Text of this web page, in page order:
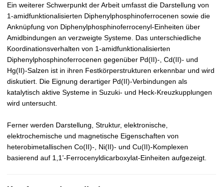
Ein weiterer Schwerpunkt der Arbeit umfasst die Darstellung von
1-amidfunktionalisierten Diphenylphosphinoferrocenen sowie die
Anknüpfung von Diphenylphosphinoferrocenyl-Einheiten über
Amidbindungen an verzweigte Systeme. Das unterschiedliche
Koordinationsverhalten von 1-amidfunktionalisierten
Diphenylphosphinoferrocenen gegenüber Pd(II)-, Cd(II)- und
Hg(II)-Salzen ist in ihren Festkörperstrukturen erkennbar und wird
diskutiert. Die Eignung derartiger Pd(II)-Verbindungen als
katalytisch aktive Systeme in Suzuki- und Heck-Kreuzkupplungen
wird untersucht.
Ferner werden Darstellung, Struktur, elektronische,
elektrochemische und magnetische Eigenschaften von
heterobimetallischen Co(II)-, Ni(II)- und Cu(II)-Komplexen
basierend auf 1,1’-Ferrocenyldicarboxylat-Einheiten aufgezeigt.